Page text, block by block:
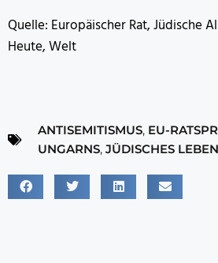
Quelle: Europäischer Rat, Jüdische
Heute, Welt
ANTISEMITISMUS, EU-
UNGARNS, JÜDISCHES LEBEN